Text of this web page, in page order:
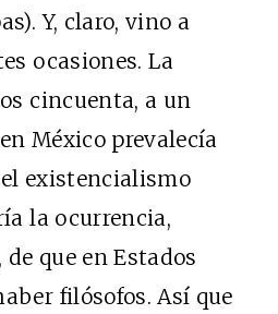
Y, claro, vino a
ocasiones. La
cincuenta, a un
México prevalecía
existencialismo
la ocurrencia,
que en Estados
filósofos. Así que